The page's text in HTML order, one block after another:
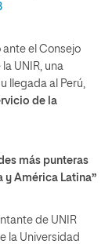
ante el Consejo
UNIR, una
llegada al Perú,
de la
más punteras
y América Latina”
de UNIR
la Universidad